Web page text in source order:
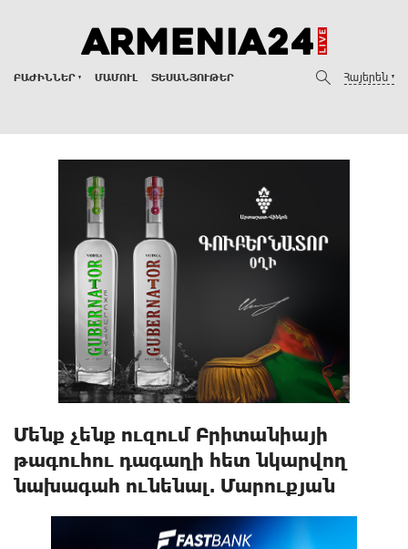
ԲԱԺԻՆՆԵՐ ՄԱՄՈՒԼ ՏԵՍԱՆՅՈՒԹԵՐ Հայերեն
Մենք չենք ուզում Բրիտանիայի
թագուհու դագաղի հետ նկարվող
նախագահ ունենալ. Մարուքյան